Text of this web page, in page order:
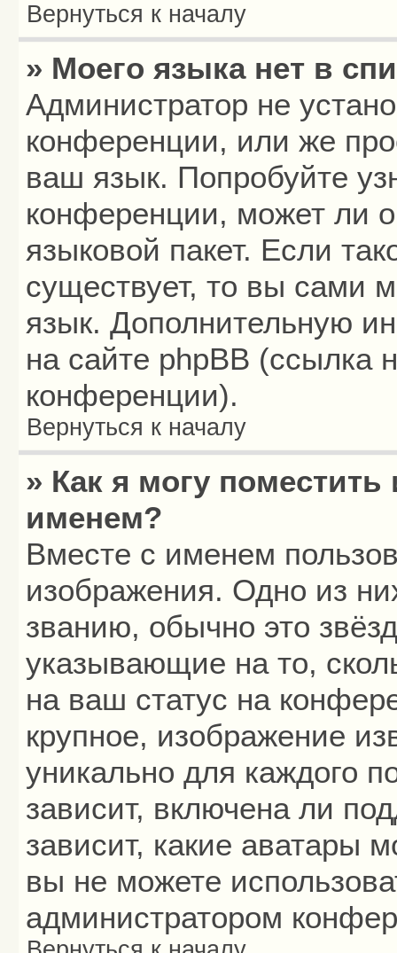
Вернуться к началу
» Моего языка нет в
Администратор не
конференции, или же
ваш язык. Попробуйте
конференции, может ли
языковой пакет. Если
существует, то вы сами
язык. Дополнительную
на сайте phpBB (ссылка
конференции).
Вернуться к началу
» Как я могу
именем?
Вместе с именем
изображения. Одно из
званию, обычно это
указывающие на то,
на ваш статус на
крупное, изображение
уникально для каждого
зависит, включена ли
зависит, какие аватары
вы не можете
администратором